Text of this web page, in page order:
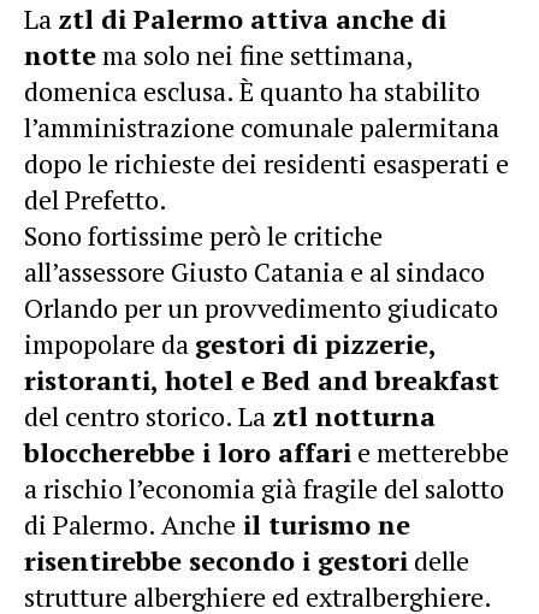
La ztl di Palermo attiva anche di
nottema solo nei fine settimana,
domenica esclusa. È quanto ha stabilito
l’amministrazione comunale palermitana
dopo le richieste dei residenti esasperati e
del Prefetto.
Sono fortissime però le critiche
all’assessore Giusto Catania e al sindaco
Orlando per un provvedimento giudicato
impopolare da gestori di pizzerie,
ristoranti, hotel e Bed and breakfast
del centro storico. La ztl notturna
bloccherebbe i loro affari e metterebbe
a rischio l’economia già fragile del salotto
di Palermo. Anche il turismo ne
risentirebbe secondo i gestori delle
strutture alberghiere ed extralberghiere.